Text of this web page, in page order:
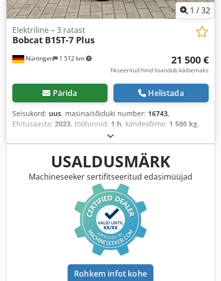
1 /32
Nürtingen 1 512 km
Elektriline – 3 ratast
Bobcat B15T-7 Plus
21 500 €
fikseeritud hind lisandub käibemaks
Pärida Helistada
Seisukord: uus, masina/sõiduki number: 16743,
Ehitusaasta: 2023, töötunnid: 1 h, kandevõime: 1 500 kg,
, vaba tõstekõrgus:
koormekese:500 mm, kütuse tüüp:elektriline, masti tüüp:
kolmekordne (triplex)
, ehituskõrgus: 2 130 mm
pingepinge:48 V, kahvli pikkus:1 200 mm, eesrattarehvi
suurus:18x7-8, tagumise rehvi suurus: 15x4,5-8,
USALDUSMÄRK
Machineseeker sertifitseeritud edasimüüjad
Rohkem infot kohe